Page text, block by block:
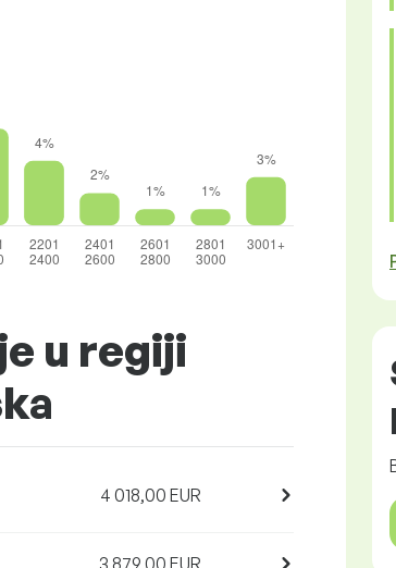
u regiji
4 018,00 EUR
3 879,00 EUR